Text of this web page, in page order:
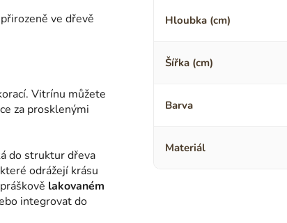
ve dřevě
Vitrínu můžete
za prosklenými
do struktur dřeva
odrážejí krásu
lakovaném
integrovat do
Hloubka (cm)
Šířka (cm)
Barva
Materiál